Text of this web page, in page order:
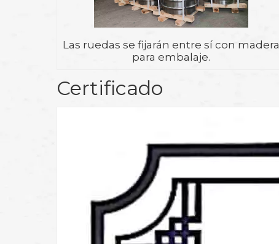
Las ruedas se fijarán entre sí con madera
para embalaje.
Certificado